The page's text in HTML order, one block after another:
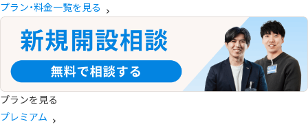
プラン・料金一覧を見る
プランを見る
プレミアム